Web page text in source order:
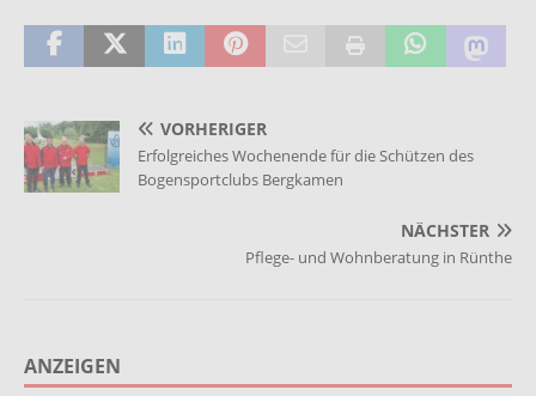
VORHERIGER
Erfolgreiches Wochenende für die Schützen des
Bogensportclubs Bergkamen
NÄCHSTER
Pflege- und Wohnberatung in Rünthe
ANZEIGEN